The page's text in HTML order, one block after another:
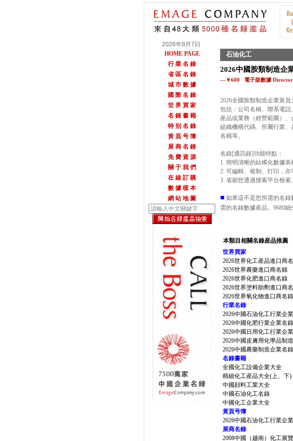
2026年8月7日
HOME PAGE
行 業 名 錄
省 區 名 錄
城 市 數 據
國 際 名 錄
世 界 買 家
名 錄 書 籍
特 别 名 錄
黃 頁 号 簿
展 商 名 錄
免 費 資 源
關 于 我 們
在 線 訂 購
數 據 樣 本
網 站 地 圖
石油化工
2026中國胺類制造企
—￥680 電子版數據
2026全國胺類制造企業黃
包括：公司名稱、聯系電
産品或業務（經營範圍）、
組織機構代碼、所屬行業
名稱等。
名錄[通訊錄]功能特點：
1. 簡明清晰的結構化數據表
2. 可編輯、複制、打印，
3. 省卻您通過搜索平台檢索
■ 如果這不是您所需的名錄
需的名錄數據産品。9680
本類目相關名錄産品推薦
世界買家
2026世界化工産品進口商
2026世界農藥進口商名錄
2026世界化肥進口商名錄
2026世界塗料助劑進口商
2026世界氧化物進口商名錄
行業名錄
2026中國石油化工行業企
2026中國化肥行業企業名錄
2026中國日用化工行業企
2026中國皮膚用化學品制
2026中國農藥制造企業名錄
名錄書籍
全國化工設備企業大全
精細化工産品大全(上、下)
中國顔料工業大全
中國石油化工名錄
中國化工企業大全
黃頁号簿
2026中國石油化工行業企
展商名錄
2008中國（越南）化工展